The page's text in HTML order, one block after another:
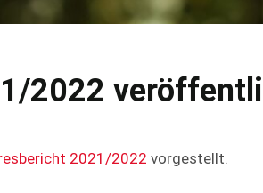
2022
2021/2022 vorgestellt.